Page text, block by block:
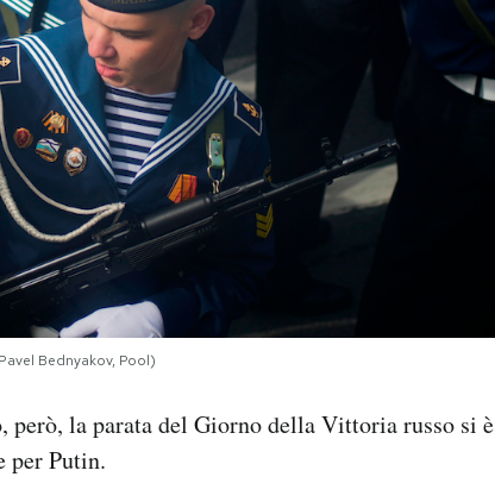
Bednyakov, Pool)
però, la parata del Giorno della Vittoria russo si è
per Putin.